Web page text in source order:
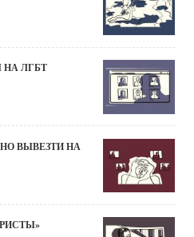
НА ЛГБТ
ВЫВЕЗТИ НА